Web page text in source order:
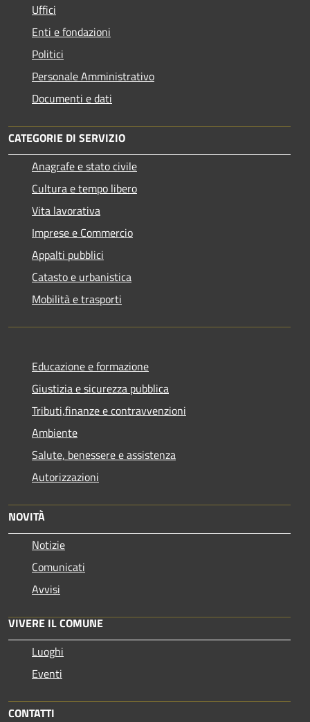
Uffici
Enti e fondazioni
Politici
Personale Amministrativo
Documenti e dati
CATEGORIE DI SERVIZIO
Anagrafe e stato civile
Cultura e tempo libero
Vita lavorativa
Imprese e Commercio
Appalti pubblici
Catasto e urbanistica
Mobilità e trasporti
Educazione e formazione
Giustizia e sicurezza pubblica
Tributi,finanze e contravvenzioni
Ambiente
Salute, benessere e assistenza
Autorizzazioni
NOVITÀ
Notizie
Comunicati
Avvisi
VIVERE IL COMUNE
Luoghi
Eventi
CONTATTI